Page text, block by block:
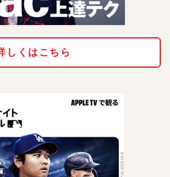
しくはこちら